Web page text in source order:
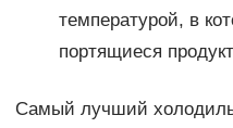
температурой, в
портящиеся
Самый лучший